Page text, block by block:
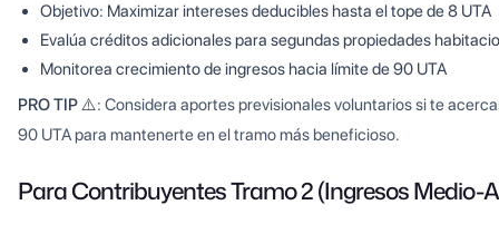
Objetivo: Maximizar intereses deducibles hasta el tope de 8 UTA
Evalúa créditos adicionales para segundas propiedades
Monitorea crecimiento de ingresos hacia límite de 90 UTA
PRO TIP ⚠️: Considera aportes previsionales voluntarios si te
90 UTA para mantenerte en el tramo más beneficioso.
Para Contribuyentes Tramo 2 (Ingresos Medio-